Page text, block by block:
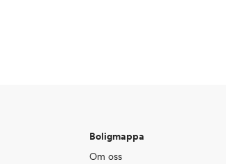
Boligmappa
Om oss